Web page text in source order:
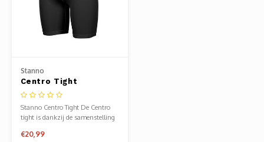
Stanno
Centro Tight
Stanno Centro Tight De Centro
tight is dankzij de samenstelling
ideale ondershort. De tight heeft
€20,99